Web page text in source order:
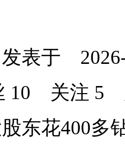
于 2026-
10 关注 5
东花400多